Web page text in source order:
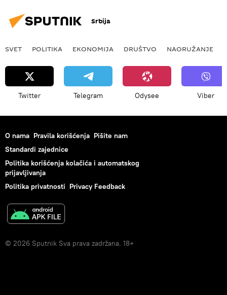
Srbija
SVET POLITIKA EKONOMIJA DRUŠTVO NAORUŽANJE
Twitter Telegram Odysee Viber
O nama Pravila korišćenja Pišite nam
Standardi zajednice
Politika korišćenja kolačića i automatskog
prijavljivanja
Politika privatnosti Privacy Feedback
© 2026 Sputnik Sva prava zadržana. 18+